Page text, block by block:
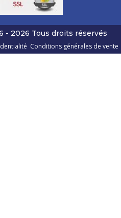
- 2026 Tous droits réservés
Conditions générales de vente